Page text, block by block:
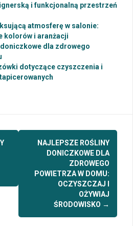
i funkcjonalną przestrzeń
atmosferę w salonie:
kolorów i aranżacji
dla zdrowego
dotyczące czyszczenia i
NAJLEPSZE ROŚLINY
DONICZKOWE DLA
ZDROWEGO
POWIETRZA W DOMU:
OCZYSZCZAJ I
OŻYWIAJ
ŚRODOWISKO →